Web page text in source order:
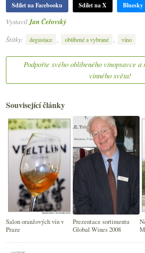
Sdílet na Facebooku Sdílet na X Bluesky
Vystavil Jan Čeřovský
Štítky:
degustace , oblíbené a vybrané , víno
Podpořte svého oblíbeného vínopsavce
vinného světa!
Související články
Salon oranžových vín v
Praze
Prezentace sortimentu
Global Wines 2008